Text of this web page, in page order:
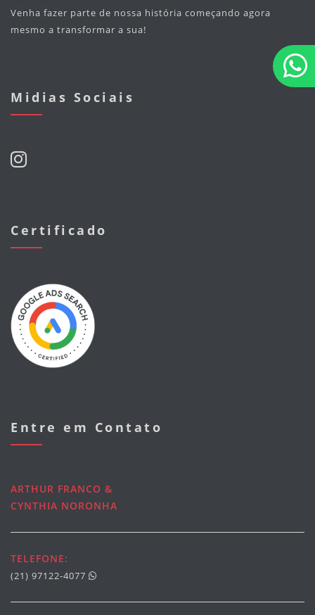
Venha fazer parte de nossa história começando agora
mesmo a transformar a sua!
Midias Sociais
Certificado
Entre em Contato
ARTHUR FRANCO &
CYNTHIA NORONHA
TELEFONE:
(21) 97122-4077